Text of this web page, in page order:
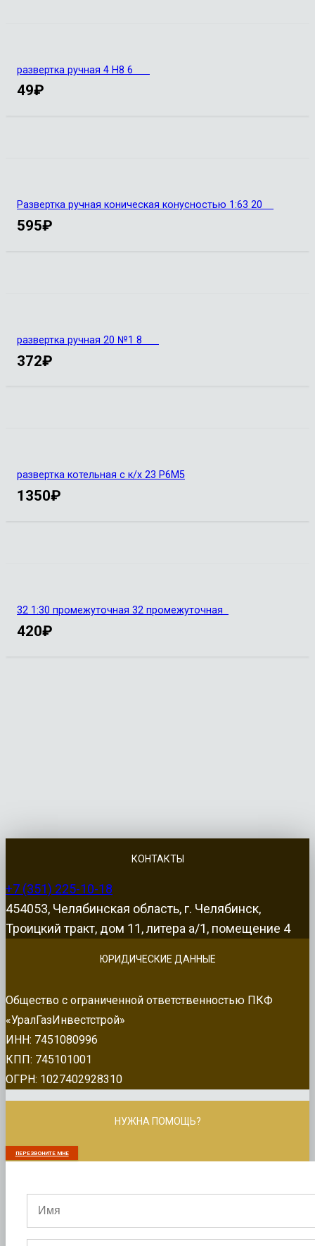
развертка ручная 4 Н8 6
49₽
Развертка ручная коническая конусностью 1:63 20
595₽
развертка ручная 20 №1 8
372₽
развертка котельная с к/х 23 Р6М5
1350₽
32 1:30 промежуточная 32 промежуточная
420₽
КОНТАКТЫ
+7 (351) 225-10-18
454053, Челябинская область, г. Челябинск,
Троицкий тракт, дом 11, литера а/1, помещение 4
ЮРИДИЧЕСКИЕ ДАННЫЕ
Общество с ограниченной ответственностью ПКФ
«УралГазИнвестстрой»
ИНН: 7451080996
КПП: 745101001
ОГРН: 1027402928310
НУЖНА ПОМОЩЬ?
ПЕРЕЗВОНИТЕ МНЕ